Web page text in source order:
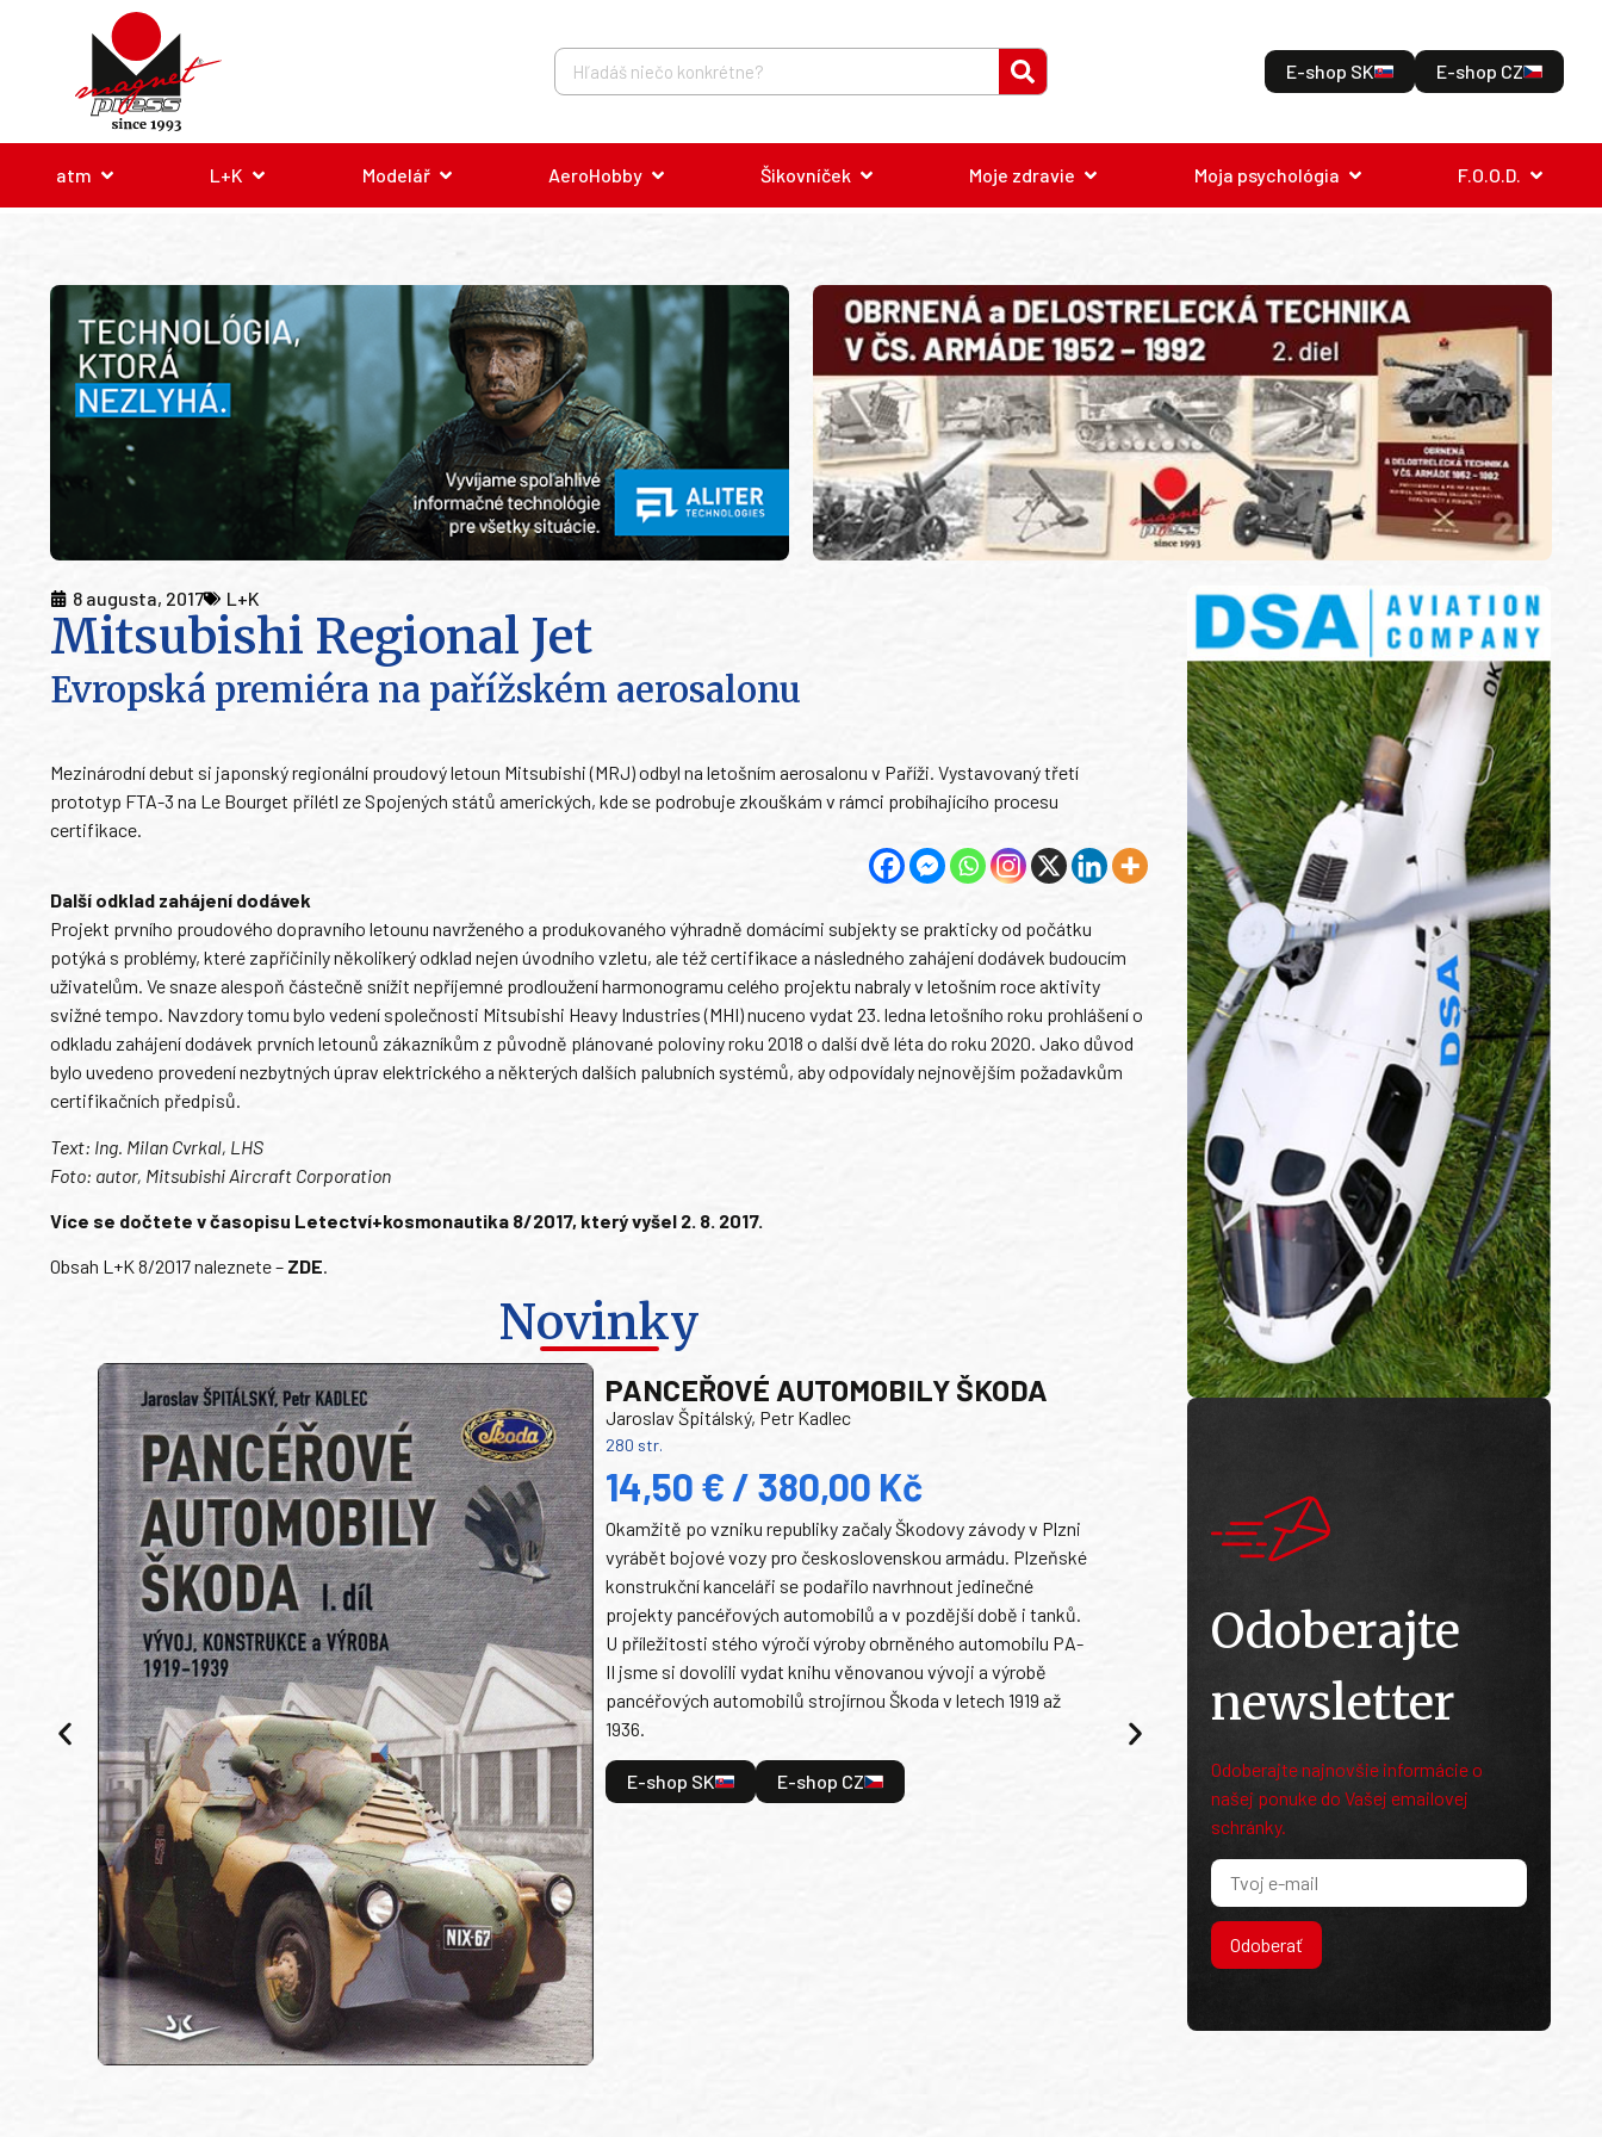
E-shop SK E-shop CZ
atm L+K Modelář AeroHobby Šikovníček Moje zdravie Moja psychológia F.O.O.D.
8 augusta, 2017 L+K
Mitsubishi Regional Jet
Evropská premiéra na pařížském aerosalonu
Mezinárodní debut si japonský regionální proudový letoun Mitsubishi (MRJ) odbyl na letošním aerosalonu v Paříži. Vystavovaný třetí
prototyp FTA-3 na Le Bourget přilétl ze Spojených států amerických, kde se podrobuje zkouškám v rámci probíhajícího procesu
certifikace.
Další odklad zahájení dodávek
Projekt prvního proudového dopravního letounu navrženého a produkovaného výhradně domácími subjekty se prakticky od počátku
potýká s problémy, které zapříčinily několikerý odklad nejen úvodního vzletu, ale též certifikace a následného zahájení dodávek budoucím
uživatelům. Ve snaze alespoň částečně snížit nepříjemné prodloužení harmonogramu celého projektu nabraly v letošním roce aktivity
svižné tempo. Navzdory tomu bylo vedení společnosti Mitsubishi Heavy Industries (MHI) nuceno vydat 23. ledna letošního roku prohlášení o
odkladu zahájení dodávek prvních letounů zákazníkům z původně plánované poloviny roku 2018 o další dvě léta do roku 2020. Jako důvod
bylo uvedeno provedení nezbytných úprav elektrického a některých dalších palubních systémů, aby odpovídaly nejnovějším požadavkům
certifikačních předpisů.
Text: Ing. Milan Cvrkal, LHS
Foto: autor, Mitsubishi Aircraft Corporation
Více se dočtete v časopisu Letectví+kosmonautika 8/2017, který vyšel 2. 8. 2017.
Obsah L+K 8/2017 naleznete – ZDE.
Novinky
PANCEŘOVÉ AUTOMOBILY ŠKODA
Jaroslav Špitálský, Petr Kadlec
280 str.
14,50 € / 380,00 Kč
Okamžitě po vzniku republiky začaly Škodovy závody v Plzni
vyrábět bojové vozy pro československou armádu. Plzeňské
konstrukční kanceláři se podařilo navrhnout jedinečné
projekty pancéřových automobilů a v pozdější době i tanků.
U příležitosti stého výročí výroby obrněného automobilu PA-
II jsme si dovolili vydat knihu věnovanou vývoji a výrobě
pancéřových automobilů strojírnou Škoda v letech 1919 až
1936.
E-shop SK E-shop CZ
Odoberajte
newsletter
Odoberajte najnovšie informácie o
našej ponuke do Vašej emailovej
schránky.
Odoberať